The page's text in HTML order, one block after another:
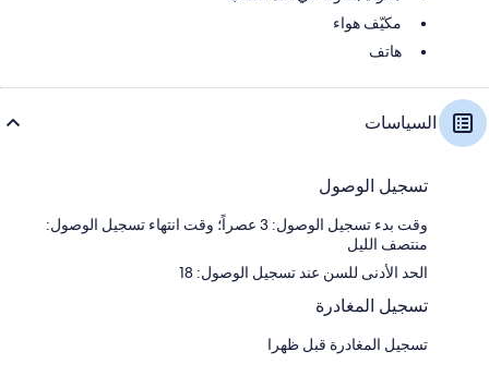
مكيّف هواء
هاتف
السياسات
تسجيل الوصول
وقت بدء تسجيل الوصول: 3 عصراً؛ وقت انتهاء تسجيل الوصول:
منتصف الليل
الحد الأدنى للسن عند تسجيل الوصول: 18
تسجيل المغادرة
تسجيل المغادرة قبل ظهرا